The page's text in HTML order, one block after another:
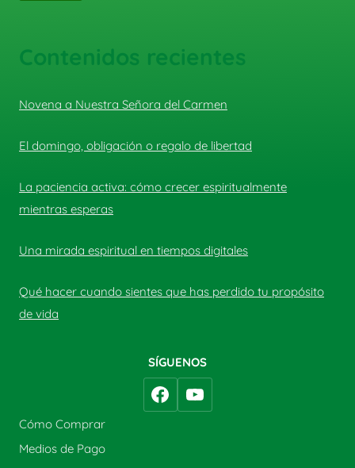
Contenidos recientes
Novena a Nuestra Señora del Carmen
El domingo, obligación o regalo de libertad
La paciencia activa: cómo crecer espiritualmente
mientras esperas
Una mirada espiritual en tiempos digitales
Qué hacer cuando sientes que has perdido tu propósito
de vida
SÍGUENOS
Cómo Comprar
Medios de Pago